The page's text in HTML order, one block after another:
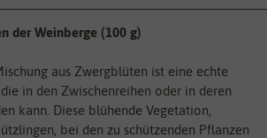
der Weinberge (100 g)
aus Zwergblüten ist eine echte
in den Zwischenreihen oder in deren
kann. Diese blühende Vegetation,
bei den zu schützenden Pflanzen